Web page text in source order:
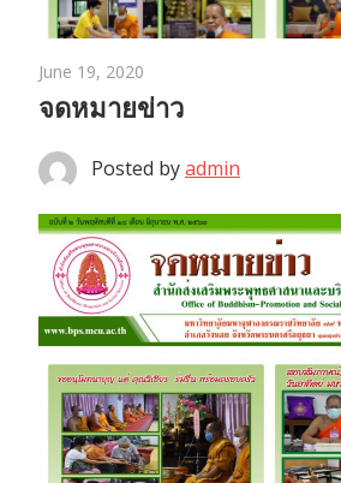
June 19, 2020
จดหมายข่าว
Posted byadmin